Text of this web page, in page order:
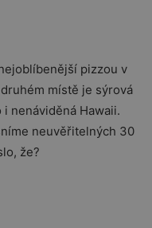
pizzou v
místě je sýrová
nenáviděná Hawaii.
neuvěřitelných 30
že?